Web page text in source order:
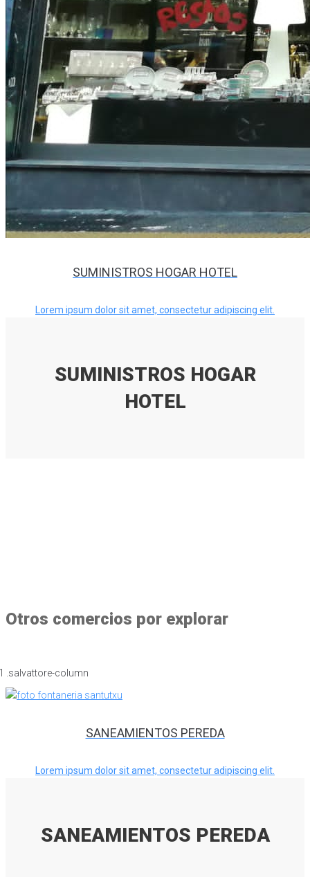
SUMINISTROS HOGAR HOTEL
Lorem ipsum dolor sit amet, consectetur adipiscing elit.
SUMINISTROS HOGAR
HOTEL
Otros comercios por explorar
SANEAMIENTOS PEREDA
Lorem ipsum dolor sit amet, consectetur adipiscing elit.
SANEAMIENTOS PEREDA